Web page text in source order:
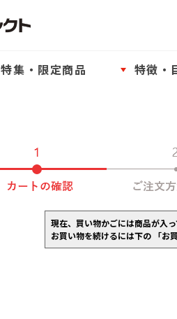
特集・限定商品 特徴・
現在、買い物かごには商品が入っ
お買い物を続けるには下の 「お